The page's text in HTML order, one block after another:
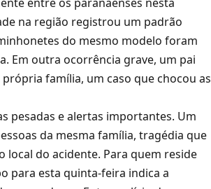
na região registrou um padrão
do mesmo modelo foram
Em outra ocorrência grave, um pai
própria família, um caso que chocou as
pesadas e alertas importantes. Um
da mesma família, tragédia que
local do acidente. Para quem reside
para esta quinta-feira indica a